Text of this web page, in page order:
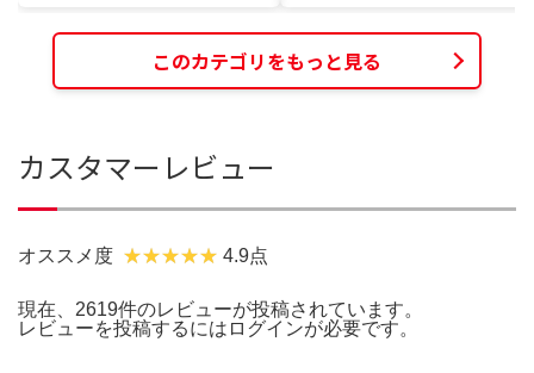
このカテゴリをもっと見る
カスタマーレビュー
オススメ度 4.9点
現在、2619件のレビューが投稿されています。
レビューを投稿するには ログインが必要です。